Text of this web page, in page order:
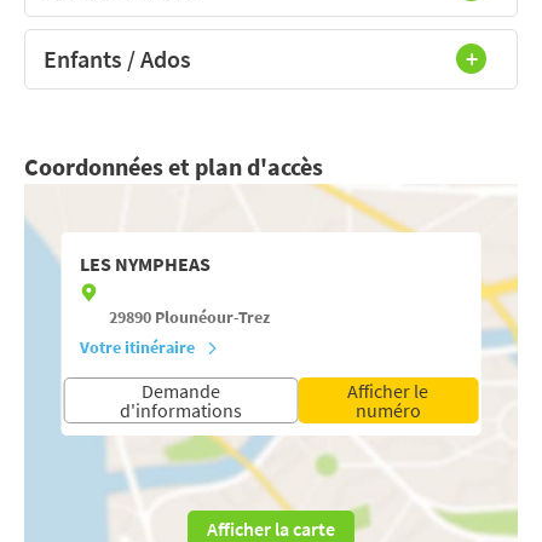
Enfants / Ados
Coordonnées et plan d'accès
LES NYMPHEAS
29890 Plounéour-Trez
Votre itinéraire
Demande
d'informations
Afficher le
numéro
Afficher la carte